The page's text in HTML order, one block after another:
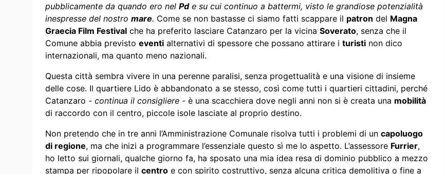
pubblicamente da quando ero nel Pde su cui continuo a battermi, visto le grandiose potenzialità
inespresse del nostro mare. Come se non bastasse ci siamo fatti scappare il patron del Magna
Graecia Film Festival che ha preferito lasciare Catanzaro per la vicina Soverato, senza che il
Comune abbia previsto eventi alternativi di spessore che possano attirare i turisti non dico
internazionali, ma quanto meno nazionali.
Questa città sembra vivere in una perenne paralisi, senza progettualità e una visione di insieme
delle cose. Il quartiere Lido è abbandonato a se stesso, così come tutti i quartieri cittadini, perché
Catanzaro - continua il consigliere - è una scacchiera dove negli anni non si è creata una mobilità
di raccordo con il centro, piccole isole lasciate al proprio destino.
Non pretendo che in tre anni l’Amministrazione Comunale risolva tutti i problemi di un capoluogo
di regione, ma che inizi a programmare l’essenziale questo sì me lo aspetto. L’assessore Furrier,
ho letto sui giornali, qualche giorno fa, ha sposato una mia idea resa di dominio pubblico a mezzo
stampa per ripopolare il centro e con spirito costruttivo, senza alcuna critica demolitiva o fine a